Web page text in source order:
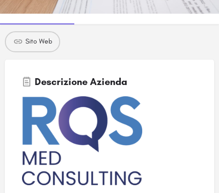
Dettagli Azienda
Sito Web
Descrizione Azienda